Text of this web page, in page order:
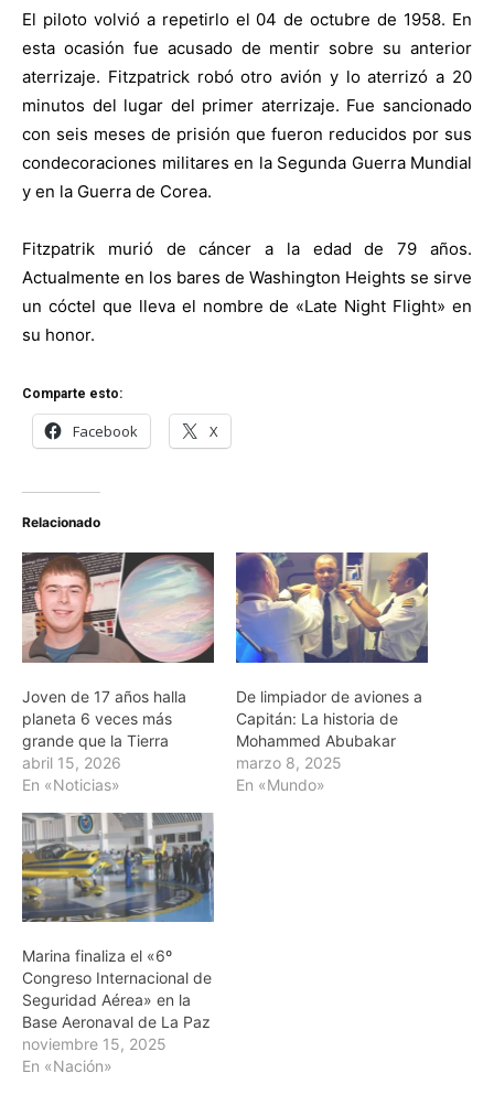
El piloto volvió a repetirlo el 04 de octubre de 1958. En
esta ocasión fue acusado de mentir sobre su anterior
aterrizaje. Fitzpatrick robó otro avión y lo aterrizó a 20
minutos del lugar del primer aterrizaje. Fue sancionado
con seis meses de prisión que fueron reducidos por sus
condecoraciones militares en la Segunda Guerra Mundial
y en la Guerra de Corea.
Fitzpatrik murió de cáncer a la edad de 79 años.
Actualmente en los bares de Washington Heights se sirve
un cóctel que lleva el nombre de «Late Night Flight» en
su honor.
Comparte esto:
Facebook X
Relacionado
Joven de 17 años halla
planeta 6 veces más
grande que la Tierra
abril 15, 2026
En «Noticias»
De limpiador de aviones a
Capitán: La historia de
Mohammed Abubakar
marzo 8, 2025
En «Mundo»
Marina finaliza el «6º
Congreso Internacional de
Seguridad Aérea» en la
Base Aeronaval de La Paz
noviembre 15, 2025
En «Nación»